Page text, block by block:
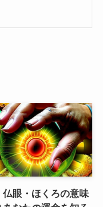
仏眼・ほくろの意味